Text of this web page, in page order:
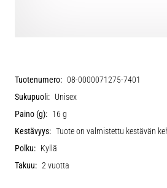
Tuotenumero: 08-0000071275-7401
Sukupuoli: Unisex
Paino (g): 16 g
Kestävyys: Tuote on valmistettu kestävän
Polku: Kyllä
Takuu: 2 vuotta